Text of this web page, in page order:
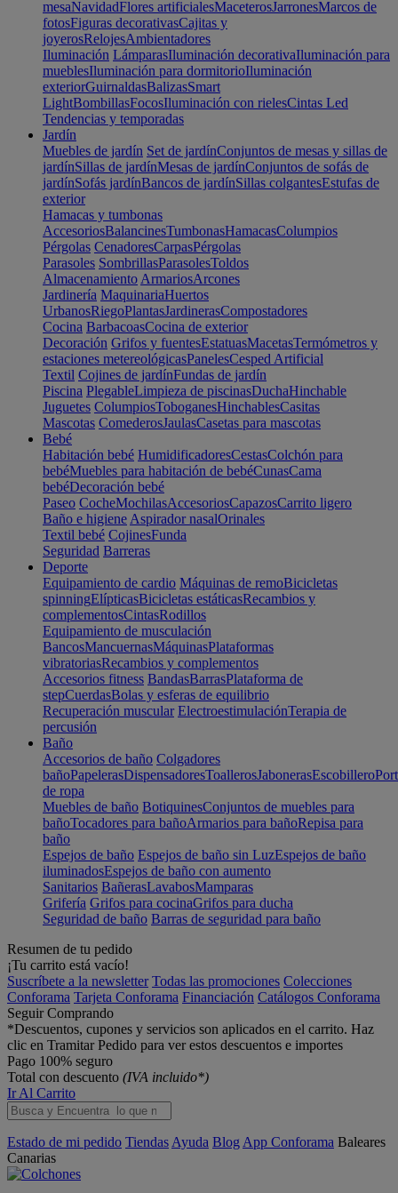
mesaNavidadFlores artificialesMaceterosJarronesMarcos de
fotosFiguras decorativasCajitas y
joyerosRelojesAmbientadores
Iluminación LámparasIluminación decorativaIluminación para
mueblesIluminación para dormitorioIluminación
exteriorGuirnaldasBalizasSmart
LightBombillasFocosIluminación con rielesCintas Led
Tendencias y temporadas
Jardín
Muebles de jardín Set de jardínConjuntos de mesas y sillas de
jardínSillas de jardínMesas de jardínConjuntos de sofás de
jardínSofás jardínBancos de jardínSillas colgantesEstufas de
exterior
Hamacas y tumbonas
AccesoriosBalancinesTumbonasHamacasColumpios
Pérgolas CenadoresCarpasPérgolas
Parasoles SombrillasParasolesToldos
Almacenamiento ArmariosArcones
Jardinería MaquinariaHuertos
UrbanosRiegoPlantasJardinerasCompostadores
Cocina BarbacoasCocina de exterior
Decoración Grifos y fuentesEstatuasMacetasTermómetros y
estaciones metereológicasPanelesCesped Artificial
Textil Cojines de jardínFundas de jardín
Piscina PlegableLimpieza de piscinasDuchaHinchable
Juguetes ColumpiosToboganesHinchablesCasitas
Mascotas ComederosJaulasCasetas para mascotas
Bebé
Habitación bebé HumidificadoresCestasColchón para
bebéMuebles para habitación de bebéCunasCama
bebéDecoración bebé
Paseo CocheMochilasAccesoriosCapazosCarrito ligero
Baño e higiene Aspirador nasalOrinales
Textil bebé CojinesFunda
Seguridad Barreras
Deporte
Equipamiento de cardio Máquinas de remoBicicletas
spinningElípticasBicicletas estáticasRecambios y
complementosCintasRodillos
Equipamiento de musculación
BancosMancuernasMáquinasPlataformas
vibratoriasRecambios y complementos
Accesorios fitness BandasBarrasPlataforma de
stepCuerdasBolas y esferas de equilibrio
Recuperación muscular ElectroestimulaciónTerapia de
percusión
Baño
Accesorios de baño Colgadores
bañoPapelerasDispensadoresToallerosJabonerasEscobillero
de ropa
Muebles de baño BotiquinesConjuntos de muebles para
bañoTocadores para bañoArmarios para bañoRepisa para
baño
Espejos de baño Espejos de baño sin LuzEspejos de baño
iluminadosEspejos de baño con aumento
Sanitarios BañerasLavabosMamparas
Grifería Grifos para cocinaGrifos para ducha
Seguridad de baño Barras de seguridad para baño
Resumen de tu pedido
¡Tu carrito está vacío!
Suscríbete a la newsletter Todas las promociones Colecciones
Conforama Tarjeta Conforama Financiación Catálogos Conforama
Seguir Comprando
*Descuentos, cupones y servicios son aplicados en el carrito. Haz
clic en Tramitar Pedido para ver estos descuentos e importes
Pago 100% seguro
Total con descuento (IVA incluido*)
Ir Al Carrito
Estado de mi pedido Tiendas Ayuda Blog App Conforama Baleares
Canarias